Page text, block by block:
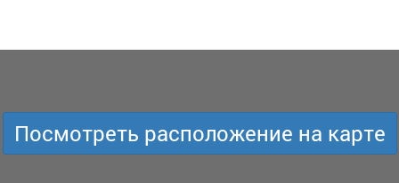
Посмотреть расположение на карте